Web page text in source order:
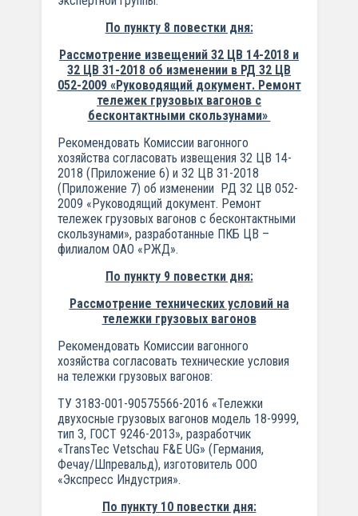
По пункту 8 повестки дня:
Рассмотрение извещений 32 ЦВ 14-2018 и
32 ЦВ 31-2018 об изменении в РД 32 ЦВ
052-2009 «Руководящий документ. Ремонт
тележек грузовых вагонов с
бесконтактными скользунами»
Рекомендовать Комиссии вагонного
хозяйства согласовать извещения 32 ЦВ 14-
2018 (Приложение 6) и 32 ЦВ 31-2018
(Приложение 7) об изменении РД 32 ЦВ 052-
2009 «Руководящий документ. Ремонт
тележек грузовых вагонов с бесконтактными
скользунами», разработанные ПКБ ЦВ –
филиалом ОАО «РЖД».
По пункту 9 повестки дня:
Рассмотрение технических условий на
тележки грузовых вагонов
Рекомендовать Комиссии вагонного
хозяйства согласовать технические условия
на тележки грузовых вагонов:
ТУ 3183-001-90575566-2016 «Тележки
двухосные грузовых вагонов модель 18-9999,
тип 3, ГОСТ 9246-2013», разработчик
«TransTec Vetschau F&E UG» (Германия,
Фечау/Шпревальд), изготовитель ООО
«Экспресс Индустрия».
По пункту 10 повестки дня: